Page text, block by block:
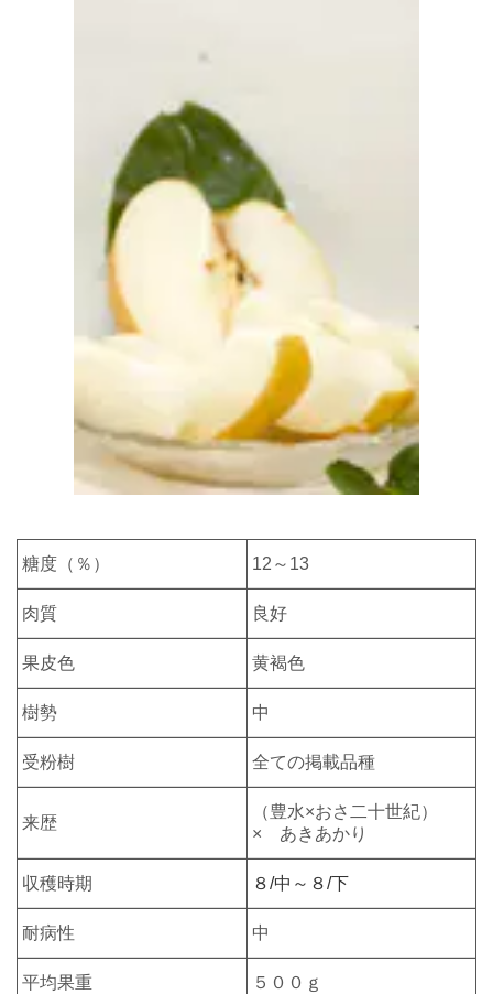
糖度（％） 12～13
肉質 良好
果皮色 黄褐色
樹勢 中
受粉樹 全ての掲載品種
来歴
（豊水×おさ二十世紀）
× あきあかり
収穫時期 ８/中～８/下
耐病性 中
平均果重 ５００ｇ